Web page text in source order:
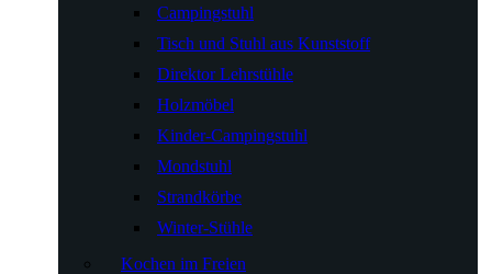
Campingstuhl
Tisch und Stuhl aus Kunststoff
Direktor Lehrstühle
Holzmöbel
Kinder-Campingstuhl
Mondstuhl
Strandkörbe
Winter-Stühle
Kochen im Freien